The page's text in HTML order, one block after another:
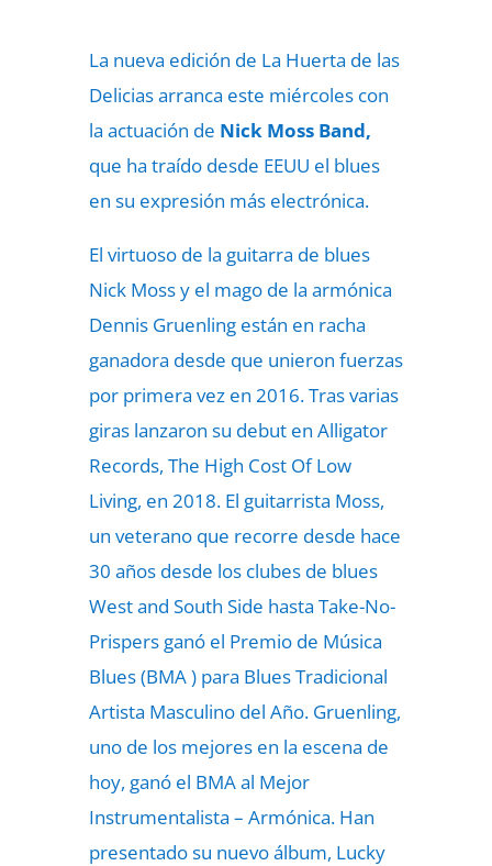
La nueva edición de La Huerta de las
Delicias arranca este miércoles con
la actuación de Nick Moss Band,
que ha traído desde EEUU el blues
en su expresión más electrónica.
El virtuoso de la guitarra de blues
Nick Moss y el mago de la armónica
Dennis Gruenling están en racha
ganadora desde que unieron fuerzas
por primera vez en 2016. Tras varias
giras lanzaron su debut en Alligator
Records, The High Cost Of Low
Living, en 2018. El guitarrista Moss,
un veterano que recorre desde hace
30 años desde los clubes de blues
West and South Side hasta Take-No-
Prispers ganó el Premio de Música
Blues (BMA ) para Blues Tradicional
Artista Masculino del Año. Gruenling,
uno de los mejores en la escena de
hoy, ganó el BMA al Mejor
Instrumentalista – Armónica. Han
presentado su nuevo álbum, Lucky